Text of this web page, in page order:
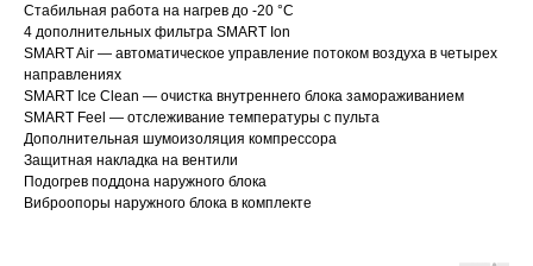
Стабильная работа на нагрев до -20 °С
4 дополнительных фильтра SMART Ion
SMART Air — автоматическое управление потоком воздуха в четырех
направлениях
SMART Ice Clean — очистка внутреннего блока замораживанием
SMART Feel — отслеживание температуры с пульта
Дополнительная шумоизоляция компрессора
Защитная накладка на вентили
Подогрев поддона наружного блока
Виброопоры наружного блока в комплекте